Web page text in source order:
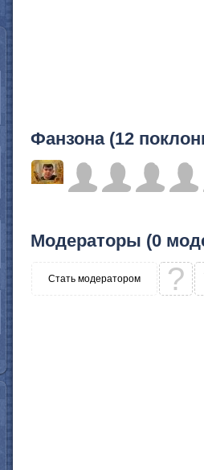
Фанзона (12
Модераторы (0
Стать модератором ?